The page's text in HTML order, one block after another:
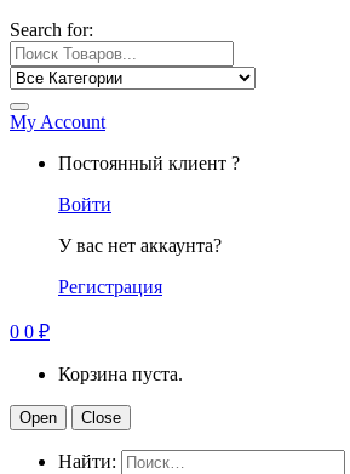
Search for:
My Account
Постоянный клиент ?
Войти
У вас нет аккаунта?
Регистрация
0 0 ₽
Корзина пуста.
Open Close
Найти: